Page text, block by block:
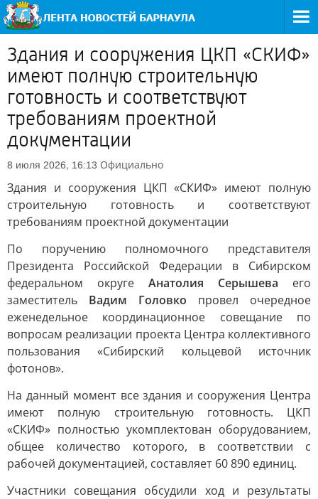
Здания и сооружения ЦКП «СКИФ»
имеют полную строительную
готовность и соответствуют
требованиям проектной
документации
8 июля 2026, 16:13 Официально
Здания и сооружения ЦКП «СКИФ» имеют полную
строительную готовность и соответствуют
требованиям проектной документации
По поручению полномочного представителя
Президента Российской Федерации в Сибирском
федеральном округе Анатолия Серышева его
заместитель Вадим Головко провел очередное
еженедельное координационное совещание по
вопросам реализации проекта Центра коллективного
пользования «Сибирский кольцевой источник
фотонов».
На данный момент все здания и сооружения Центра
имеют полную строительную готовность. ЦКП
«СКИФ» полностью укомплектован оборудованием,
общее количество которого, в соответствии с
рабочей документацией, составляет 60 890 единиц.
Участники совещания обсудили ход и результаты